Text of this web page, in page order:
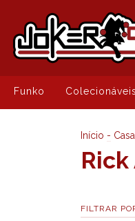
Funko Colecionáveis
Início -
FILTRAR